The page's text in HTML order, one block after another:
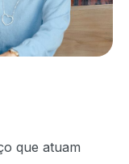
que atuam